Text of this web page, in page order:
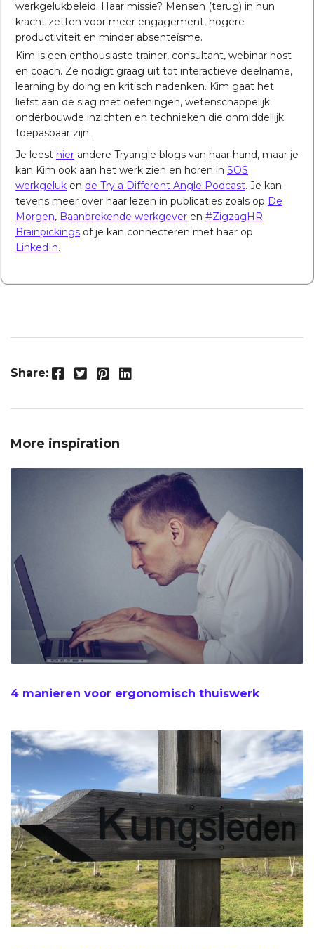
werkgelukbeleid. Haar missie? Mensen (terug) in hun
kracht zetten voor meer engagement, hogere
productiviteit en minder absenteïsme.
Kim is een enthousiaste trainer, consultant, webinar host
en coach. Ze nodigt graag uit tot interactieve deelname,
learning by doing en kritisch nadenken. Kim gaat het
liefst aan de slag met oefeningen, wetenschappelijk
onderbouwde inzichten en technieken die onmiddellijk
toepasbaar zijn.
Je leest hier andere Tryangle blogs van haar hand, maar je
kan Kim ook aan het werk zien en horen in SOS
werkgeluk en de Try a Different Angle Podcast. Je kan
tevens meer over haar lezen in publicaties zoals op De
Morgen, Baanbrekende werkgever en #ZigzagHR
Brainpickings of je kan connecteren met haar op
LinkedIn.
Share: Facebook
Twitter
Pinterest
LinkedIn
More inspiration
4 manieren voor ergonomisch thuiswerk